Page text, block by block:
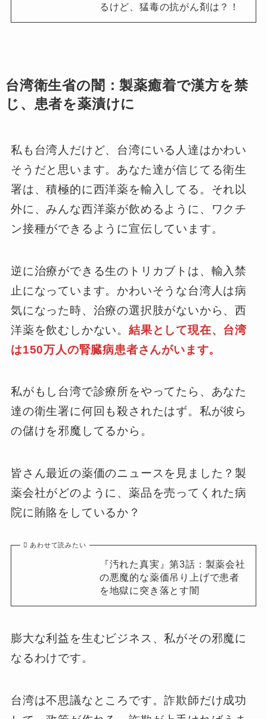
るけど、猛毒の抗がん剤は？！
台湾衛生省の闇：製薬癒着で漢方を禁
じ、患者を薬漬けに
私も台湾人だけど、台湾にいる人達はかわい
そうだと思います。あなた達が信じてる衛生
署は、積極的に西洋薬を輸入してる。それ以
外に、みんな西洋薬が飲めるように、ワクチ
ン接種ができるように宣伝しています。
逆に治療ができる生のトリカブトは、輸入禁
止になっています。かわいそうな台湾人は病
気になった時、治療の選択肢がないから、西
洋薬を飲むしかない。 結果として現在、台湾
は150万人の腎臓病患者さんがいます。
私がもし台湾で診療所をやってたら、あなた
達の衛生署に何回も殺されたはず。私が彼ら
の儲けを邪魔してるから。
皆さん最近の薬価のニュースを見ました？製
薬会社がどのように、薬品を売ってくれた病
院に賄賂をしているか？
あわせて読みたい
『汚れた真実』第3話：製薬会社
の悪魔的な薬価吊り上げで患者
を地獄に突き落とす闇
膨大な利益を生むビジネス、私がその邪魔に
なるわけです。
台湾は不思議なところです。詐欺師だけ成功